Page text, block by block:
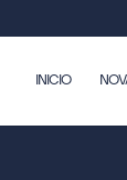
INICIO